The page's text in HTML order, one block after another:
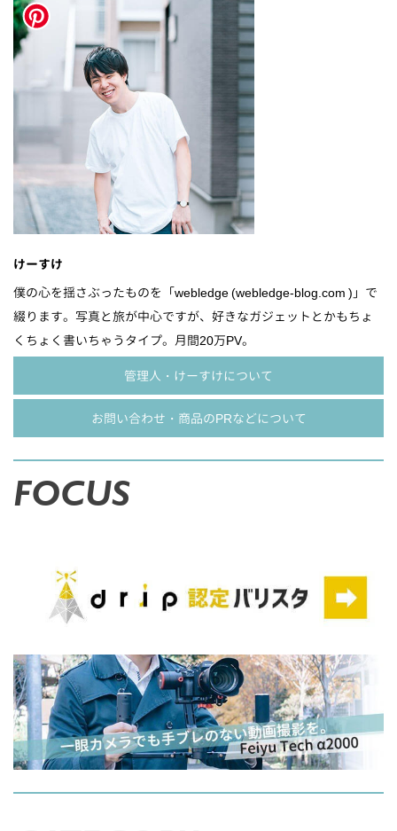
けーすけ
僕の心を揺さぶったものを「webledge (webledge-blog.com )」で
綴ります。写真と旅が中心ですが、好きなガジェットとかもちょ
くちょく書いちゃうタイプ。月間20万PV。
管理人・けーすけについて
お問い合わせ・商品のPRなどについて
FOCUS